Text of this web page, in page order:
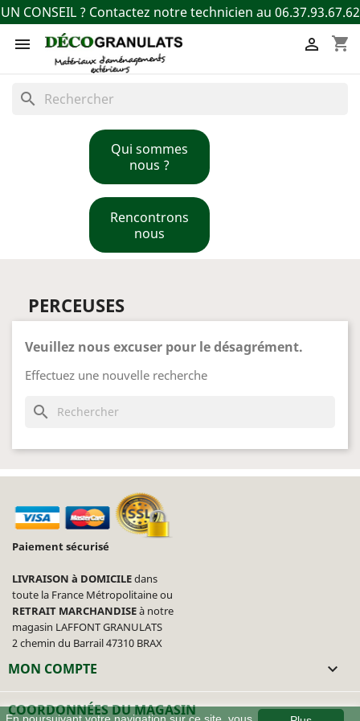
UN CONSEIL ? Contactez notre technicien au 06.37.93.67.62
 shopping_cart

search
Qui sommes
nous ?
Rencontrons
nous
PERCEUSES
Veuillez nous excuser pour le désagrément.
Effectuez une nouvelle recherche
search
Paiement sécurisé
LIVRAISON à DOMICILEdans
toute la France Métropolitaine ou
RETRAIT MARCHANDISEà notre
magasin LAFFONT GRANULATS
2 chemin du Barrail 47310 BRAX
MON COMPTE 
COORDONNÉES DU MAGASIN